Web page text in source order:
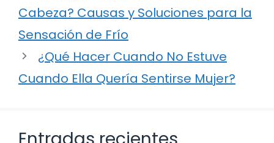
Cabeza? Causas y Soluciones para la
Sensación de Frío
¿Qué Hacer Cuando No Estuve
Cuando Ella Quería Sentirse Mujer?